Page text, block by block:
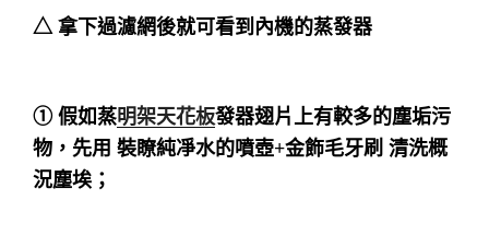
△ 拿下過濾網後就可看到內機的蒸發器
① 假如蒸明架天花板發器翅片上有較多的塵垢污
物，先用 裝瞭純凈水的噴壺+金飾毛牙刷 清洗概
況塵埃；